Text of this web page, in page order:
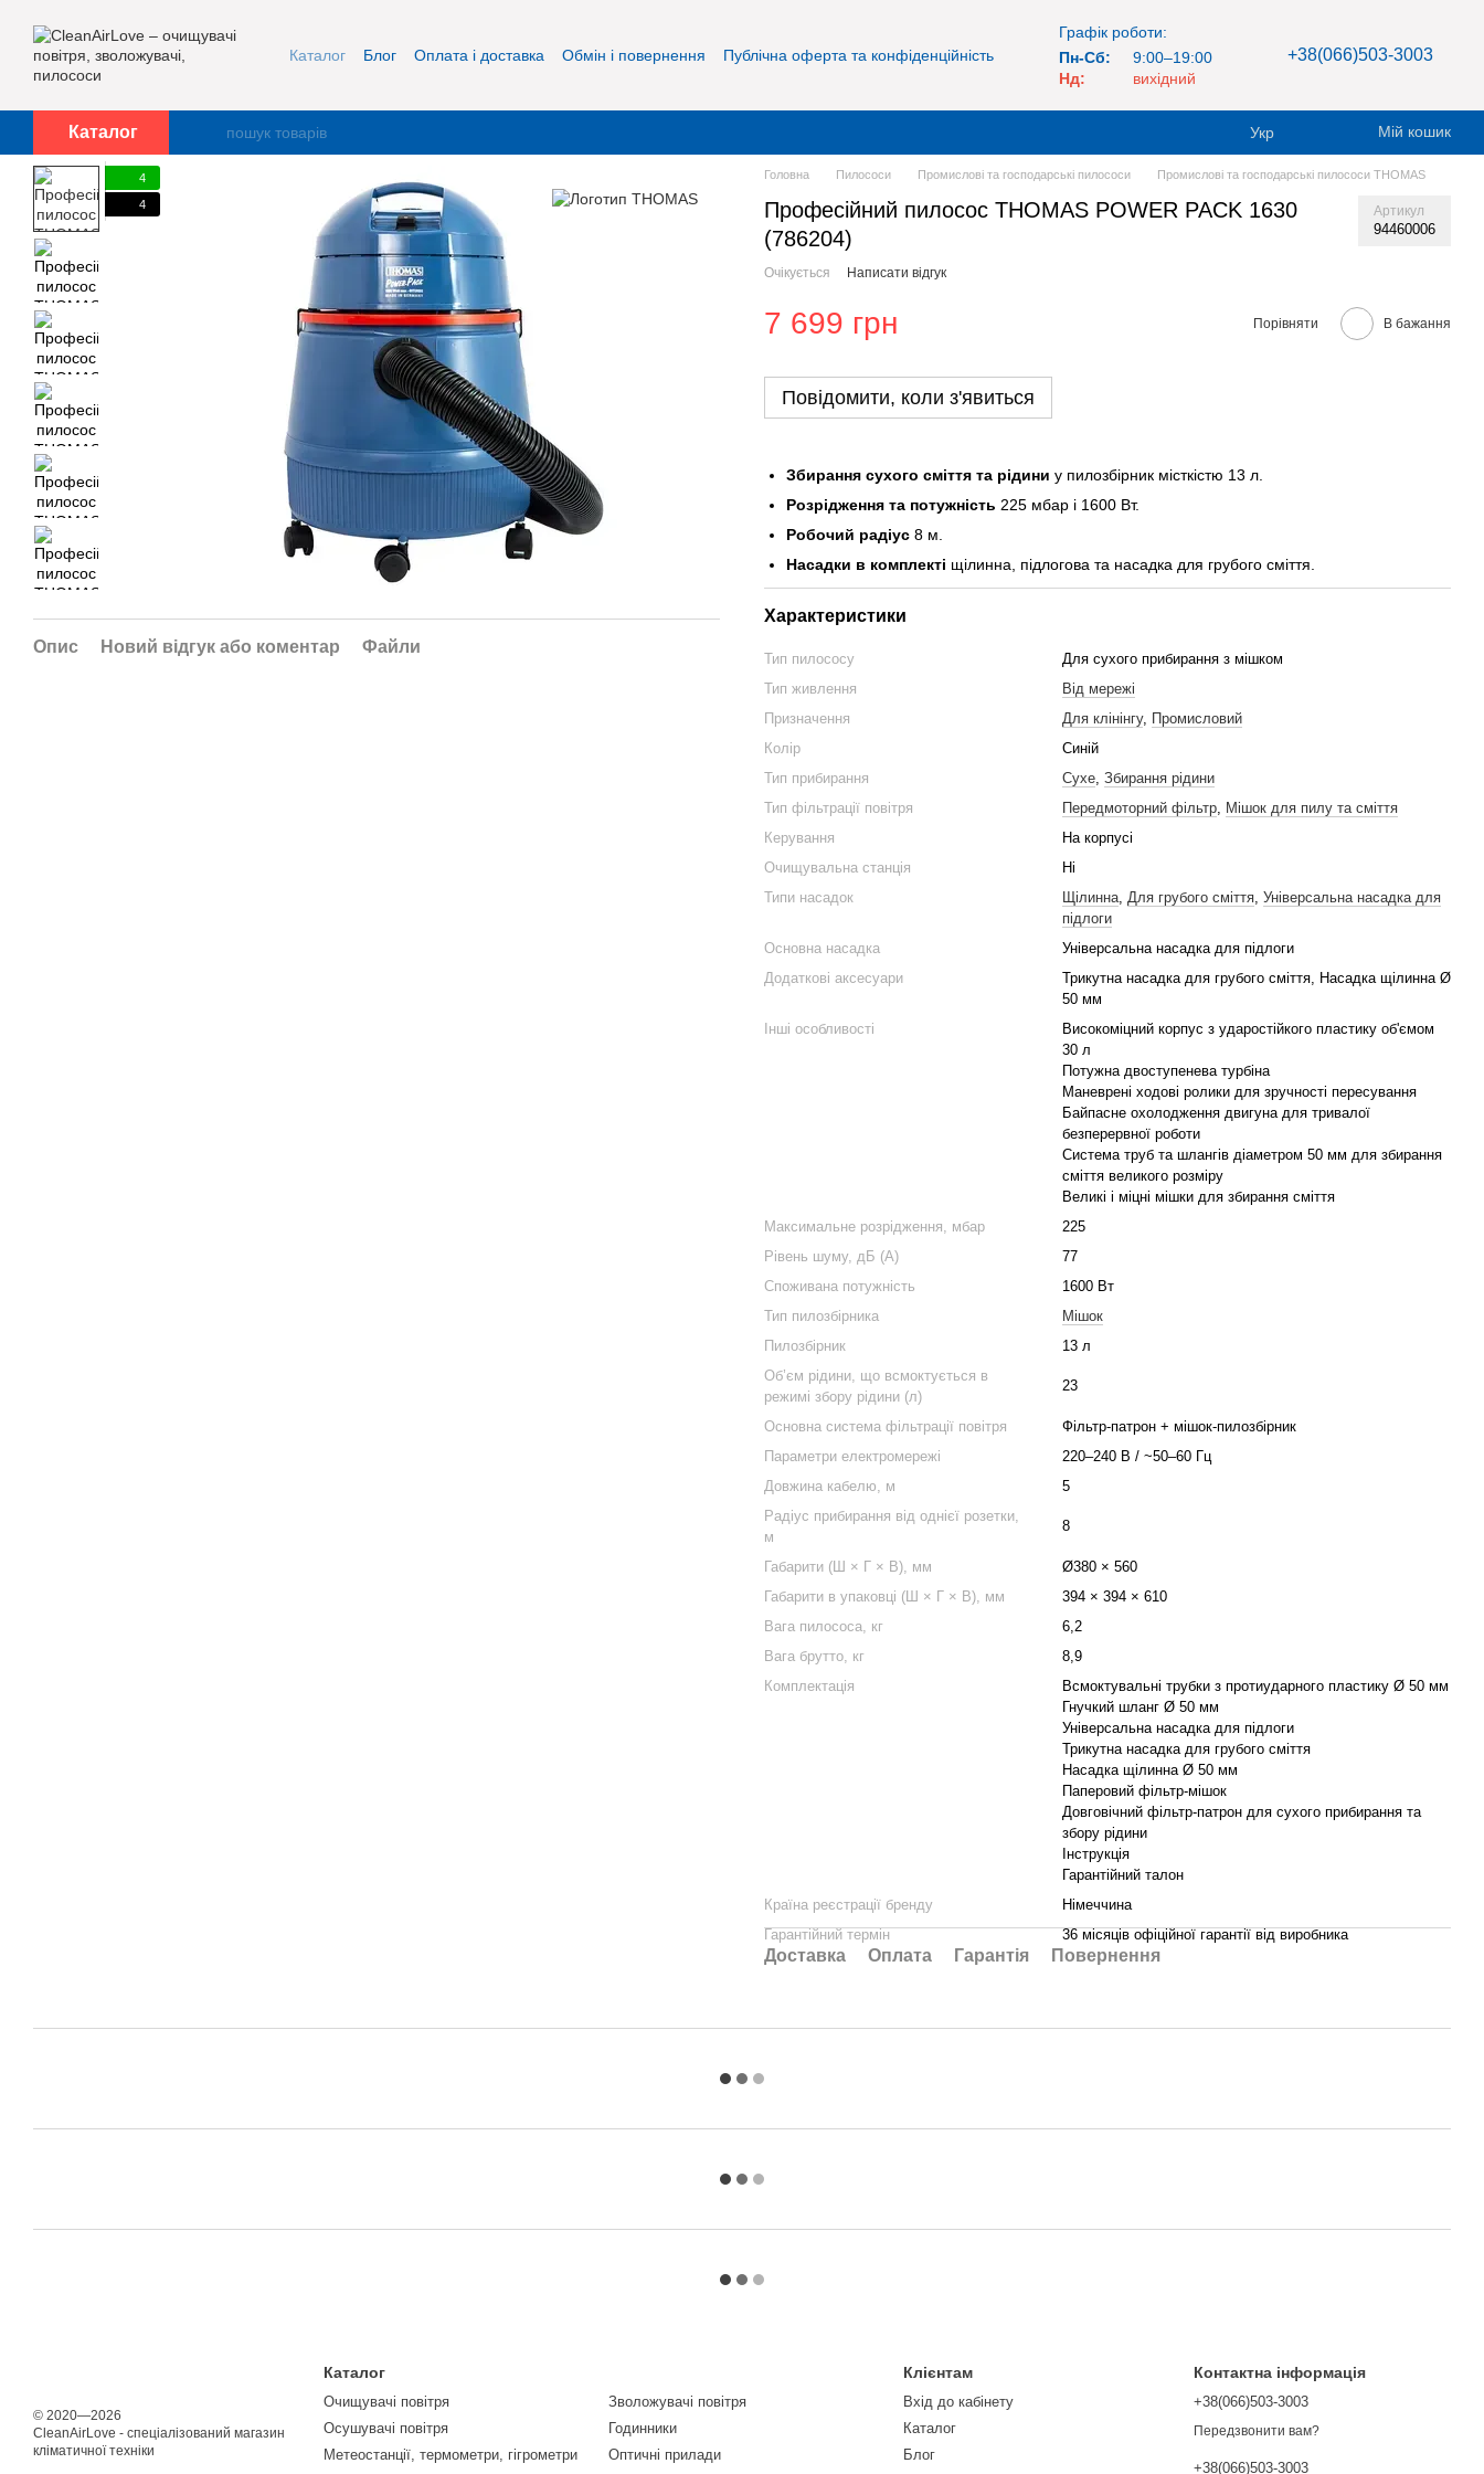
Каталог Блог Оплата і доставка Обмін і повернення
Публічна оферта та конфіденційність
Графік роботи:
Пн-Сб:
9:00–19:00
Нд:
вихідний
+38(066)503-3003
Каталог Укр Мій кошик
4
4
Опис Новий відгук або коментар Файли
Головна Пилососи Промислові та господарські пилососи Промислові та господарські пилососи THOMAS
Професійний пилосос THOMAS POWER PACK 1630
(786204)
Артикул
94460006
Очікується Написати відгук
7 699 грн Порівняти В бажання
Повідомити, коли з'явиться
Збирання сухого сміття та рідини у пилозбірник місткістю 13 л.
Розрідження та потужність 225 мбар і 1600 Вт.
Робочий радіус 8 м.
Насадки в комплекті щілинна, підлогова та насадка для грубого сміття.
Характеристики
Тип пилососу
Для сухого прибирання з мішком
Тип живлення
Від мережі
Призначення
Для клінінгу, Промисловий
Колір
Синій
Тип прибирання
Сухе, Збирання рідини
Тип фільтрації повітря
Передмоторний фільтр, Мішок для пилу та сміття
Керування
На корпусі
Очищувальна станція
Ні
Типи насадок
Щілинна, Для грубого сміття, Універсальна насадка для
підлоги
Основна насадка
Універсальна насадка для підлоги
Додаткові аксесуари
Трикутна насадка для грубого сміття, Насадка щілинна Ø
50 мм
Інші особливості
Високоміцний корпус з ударостійкого пластику об'ємом
30 л
Потужна двоступенева турбіна
Маневрені ходові ролики для зручності пересування
Байпасне охолодження двигуна для тривалої
безперервної роботи
Система труб та шлангів діаметром 50 мм для збирання
сміття великого розміру
Великі і міцні мішки для збирання сміття
Максимальне розрідження, мбар
225
Рівень шуму, дБ (А)
77
Споживана потужність
1600 Вт
Тип пилозбірника
Мішок
Пилозбірник
13 л
Об’єм рідини, що всмоктується в
режимі збору рідини (л)
23
Основна система фільтрації повітря
Фільтр-патрон + мішок-пилозбірник
Параметри електромережі
220–240 В / ~50–60 Гц
Довжина кабелю, м
5
Радіус прибирання від однієї розетки,
м
8
Габарити (Ш × Г × В), мм
Ø380 × 560
Габарити в упаковці (Ш × Г × В), мм
394 × 394 × 610
Вага пилососа, кг
6,2
Вага брутто, кг
8,9
Комплектація
Всмоктувальні трубки з протиударного пластику Ø 50 мм
Гнучкий шланг Ø 50 мм
Універсальна насадка для підлоги
Трикутна насадка для грубого сміття
Насадка щілинна Ø 50 мм
Паперовий фільтр-мішок
Довговічний фільтр-патрон для сухого прибирання та
збору рідини
Інструкція
Гарантійний талон
Країна реєстрації бренду
Німеччина
Гарантійний термін
36 місяців офіційної гарантії від виробника
Доставка Оплата Гарантія Повернення
© 2020—2026
CleanAirLove - спеціалізований магазин
кліматичної техніки
Каталог
Очищувачі повітря
Осушувачі повітря
Метеостанції, термометри, гігрометри
Зволожувачі повітря
Годинники
Оптичні прилади
Клієнтам
Вхід до кабінету
Каталог
Блог
Контактна інформація
+38(066)503-3003
Передзвонити вам?
+38(066)503-3003